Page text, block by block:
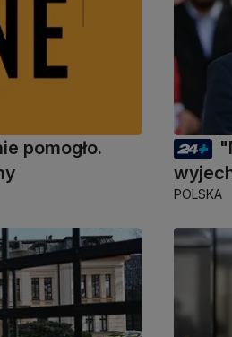
pomogło.
POLSKA